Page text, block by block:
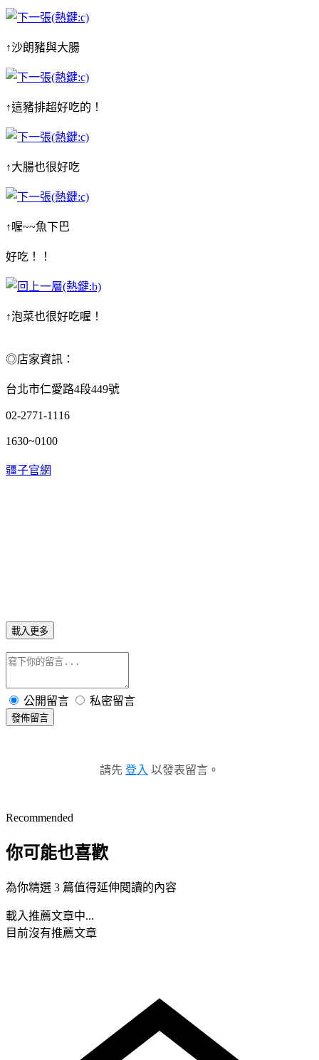
↑沙朗豬與大腸
↑這豬排超好吃的！
↑大腸也很好吃
↑喔~~魚下巴
好吃！！
↑泡菜也很好吃喔！
◎店家資訊：
台北市仁愛路4段449號
02-2771-1116
1630~0100
疆子官網
載入更多
公開留言 私密留言
發佈留言
請先 登入 以發表留言。
Recommended
你可能也喜歡
為你精選 3 篇值得延伸閱讀的內容
載入推薦文章中...
目前沒有推薦文章